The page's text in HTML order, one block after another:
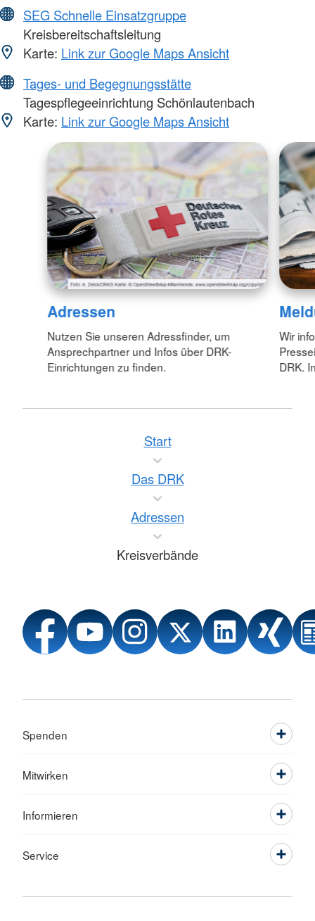
SEG Schnelle Einsatzgruppe
Kreisbereitschaftsleitung
Karte: Link zur Google Maps Ansicht
Tages- und Begegnungsstätte
Tagespflegeeinrichtung Schönlautenbach
Karte: Link zur Google Maps Ansicht
Adressen
Nutzen Sie unseren Adressfinder, um
Ansprechpartner und Infos über DRK-
Einrichtungen zu finden.
Wir
DRK.
Start
Das DRK
Adressen
Kreisverbände
Spenden
Mitwirken
Informieren
Service